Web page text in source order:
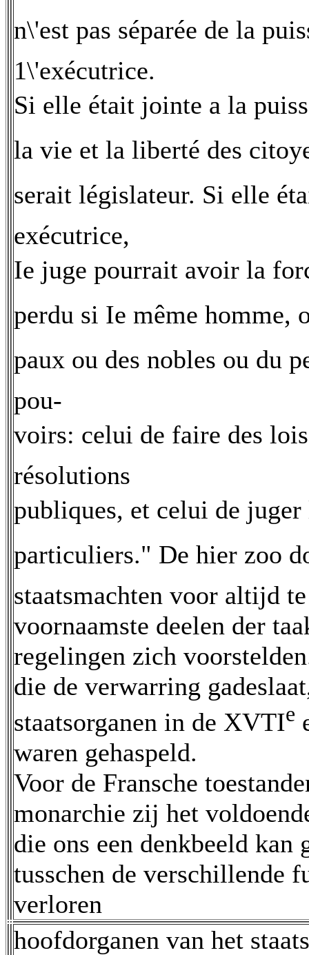
n\'est pas séparée de la
1\'exécutrice.
Si elle était jointe a la
la vie et la liberté des
serait législateur. Si elle
exécutrice,
Ie juge pourrait avoir la
perdu si Ie même
paux ou des nobles ou du
pou-
voirs: celui de faire des
résolutions
publiques, et celui de
particuliers." De hier zoo
staatsmachten voor altijd
voornaamste deelen der
regelingen zich
die de verwarring
staatsorganen in de XVTIe
waren gehaspeld.
Voor de Fransche
monarchie zij het
die ons een denkbeeld kan
tusschen de verschillende
verloren
hoofdorganen van het